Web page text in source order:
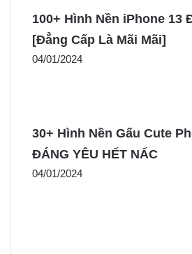
100+ Hình Nền iPhone 13
[Đẳng Cấp Là Mãi Mãi]
04/01/2024
30+ Hình Nền Gấu Cute
ĐÁNG YÊU HẾT NẤC
04/01/2024